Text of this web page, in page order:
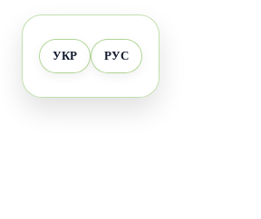
УКР РУС